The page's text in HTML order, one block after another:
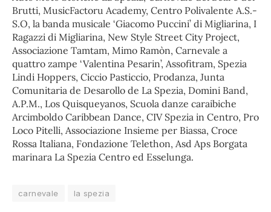
Brutti, MusicFactoru Academy, Centro Polivalente A.S.-
S.O, la banda musicale ‘Giacomo Puccini’ di Migliarina, I
Ragazzi di Migliarina, New Style Street City Project,
Associazione Tamtam, Mimo Ramòn, Carnevale a
quattro zampe ‘Valentina Pesarin’, Assofitram, Spezia
Lindi Hoppers, Ciccio Pasticcio, Prodanza, Junta
Comunitaria de Desarollo de La Spezia, Domini Band,
A.P.M., Los Quisqueyanos, Scuola danze caraibiche
Arcimboldo Caribbean Dance, CIV Spezia in Centro, Pro
Loco Pitelli, Associazione Insieme per Biassa, Croce
Rossa Italiana, Fondazione Telethon, Asd Aps Borgata
marinara La Spezia Centro ed Esselunga.
carnevale la spezia